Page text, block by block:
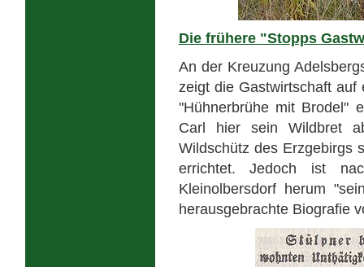
Die frühere "Stopps
An der Kreuzung
zeigt die Gastwirtschaft
"Hühnerbrühe mit Brodel"
Carl hier sein Wildbret
Wildschütz des Erzgebirgs
errichtet. Jedoch ist
Kleinolbersdorf herum
herausgebrachte Biografie